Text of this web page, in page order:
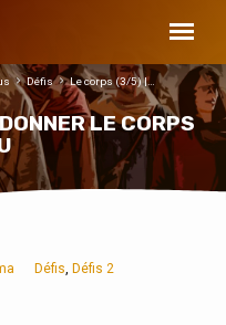
LE CORPS
Défis Le corps (3/5) |…
Défis, Défis 2